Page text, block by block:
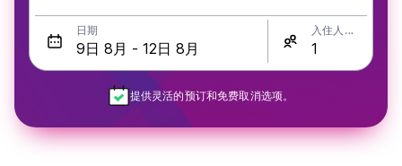
日期 入住人数
提供灵活的预订和免费取消选项。